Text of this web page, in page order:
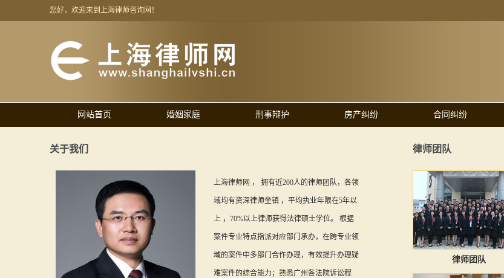
您好，欢迎来到上海律师咨询网！
网站首页 婚姻家庭 刑事辩护 房产纠纷 合同纠纷
关于我们
上海律师网 ， 拥有近200人的律师团队，各领
域均有资深律师坐镇 ，平均执业年限在5年以
上 ，70%以上律师获得法律硕士学位。 根据
案件专业特点指派对应部门承办，在跨专业领
域的案件中多部门合作办理，有效提升办理疑
难案件的综合能力；熟悉广州各法院诉讼程
律师团队
律师团队